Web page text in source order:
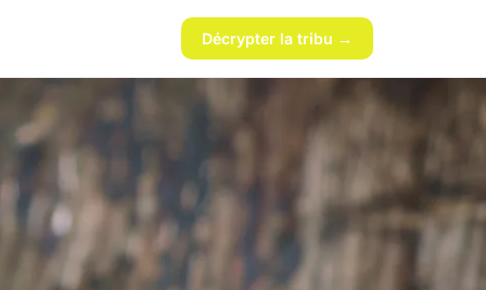
Décrypter la tribu →